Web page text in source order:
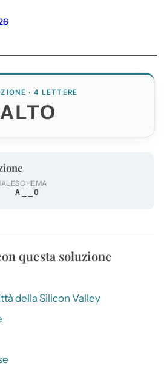
· 4 LETTERE
ALTO
SCHEMA
A__O
questa soluzione
della Silicon Valley